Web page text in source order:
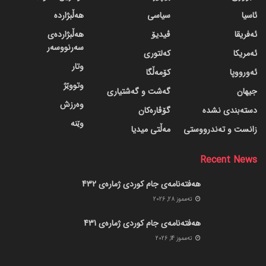
ئاسیا
ئەفریقا
ئەمریکا
ئەورووپا
جیهان
دسته‌بندی نشده
زانست و تەندرووستی
سیاسی
ڤیدیۆ
کەلتوری
کۆمەڵگا
گه‌شت و گه‌شتیاری
گۆڤاره‌کان
مەڵتی میدیا
هەڵبژاردە
هەڵبژاردەی
سەرنووسەر
وتار
وتووێژ
وەرزش
وێنە
Recent News
هەفتەنامەی جام کوردی ژمارەی 432
ته‌مموز 28, 2026
هەفتەنامەی جام کوردی ژمارەی 431
ته‌مموز 14, 2026